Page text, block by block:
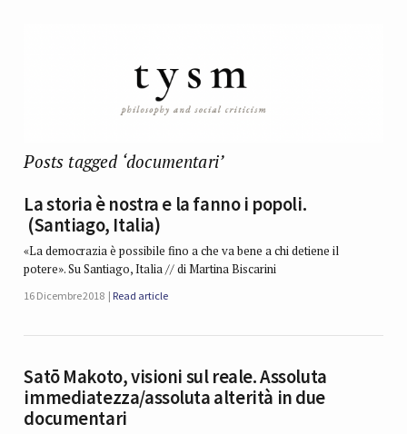
Posts tagged ‘documentari’
La storia è nostra e la fanno i popoli.
(Santiago, Italia)
«La democrazia è possibile fino a che va bene a chi detiene il
potere». Su Santiago, Italia // di Martina Biscarini
16 Dicembre 2018 Read article
Satō Makoto, visioni sul reale. Assoluta
immediatezza/assoluta alterità in due
documentari